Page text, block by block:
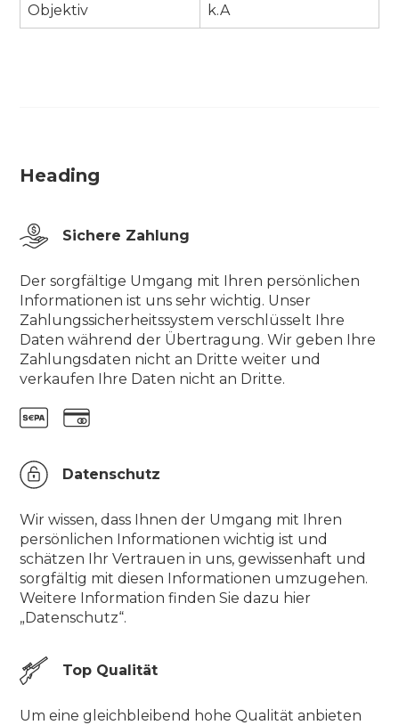
Objektiv k.A
Heading
Sichere Zahlung
Der sorgfältige Umgang mit Ihren persönlichen
Informationen ist uns sehr wichtig. Unser
Zahlungssicherheitssystem verschlüsselt Ihre
Daten während der Übertragung. Wir geben Ihre
Zahlungsdaten nicht an Dritte weiter und
verkaufen Ihre Daten nicht an Dritte.
Datenschutz
Wir wissen, dass Ihnen der Umgang mit Ihren
persönlichen Informationen wichtig ist und
schätzen Ihr Vertrauen in uns, gewissenhaft und
sorgfältig mit diesen Informationen umzugehen.
Weitere Information finden Sie dazu hier
„Datenschutz“.
Top Qualität
Um eine gleichbleibend hohe Qualität anbieten